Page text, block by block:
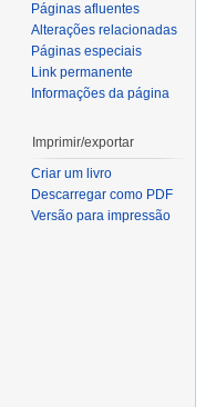
Páginas afluentes
Alterações relacionadas
Páginas especiais
Link permanente
Informações da página
Imprimir/exportar
Criar um livro
Descarregar como PDF
Versão para impressão